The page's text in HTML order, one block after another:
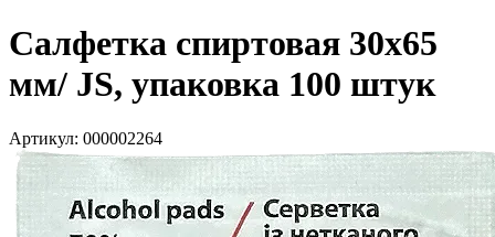
Салфетка спиртовая 30х65
мм/ JS, упаковка 100 штук
Артикул: 000002264